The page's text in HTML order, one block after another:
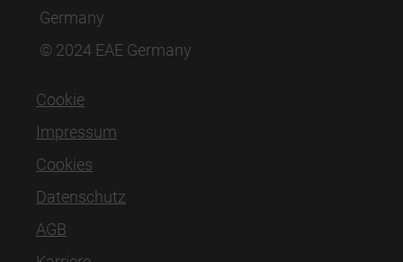
Germany
© 2024 EAE Germany
Cookie
Impressum
Cookies
Datenschutz
AGB